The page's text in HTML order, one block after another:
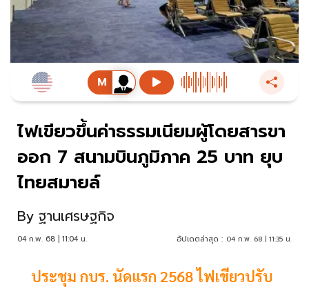
ไฟเขียวขึ้นค่าธรรมเนียมผู้โดยสารขา
ออก 7 สนามบินภูมิภาค 25 บาท ยุบ
ไทยสมายล์
By ฐานเศรษฐกิจ
04 ก.พ. 68 | 11:04 น. อัปเดตล่าสุด : 04 ก.พ. 68 | 11:35 น.
ประชุม กบร. นัดแรก 2568 ไฟเขียวปรับ